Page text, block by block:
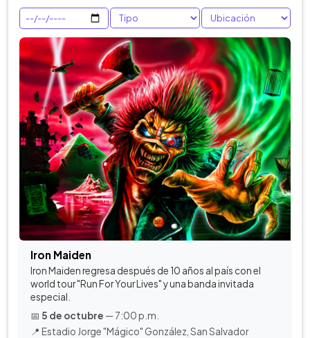
Iron Maiden
Iron Maiden regresa después de 10 años al país con el
world tour "Run For Your Lives" y una banda invitada
especial.
📅 5 de octubre — 7:00 p.m.
📍 Estadio Jorge "Mágico" González, San Salvador